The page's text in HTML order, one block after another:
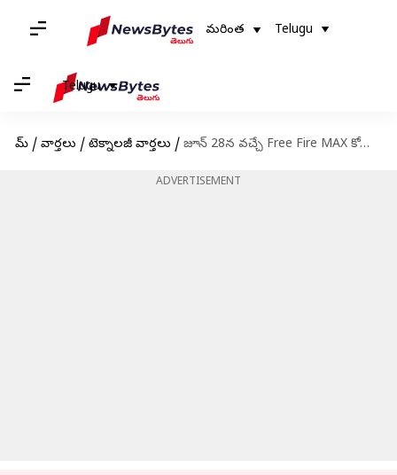
మరింత Telugu
Telugu
హోమ్ / వార్తలు / టెక్నాలజీ వార్తలు / జూన్ 28న వచ్చే Free Fire MAX కోడ్స్ రీడీమ్ విధానం
ADVERTISEMENT